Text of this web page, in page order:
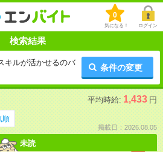
0
気になる！ ログイン
検索結果
キルが活かせるのバ
条件の変更
平均時給: 1,433 円
順
掲載日：2026.08.05
未読